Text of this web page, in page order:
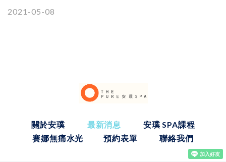
2021-05-08
關於安璞 最新消息
安璞 SPA課程
賽娜無痛水光
預約表單 聯絡我們